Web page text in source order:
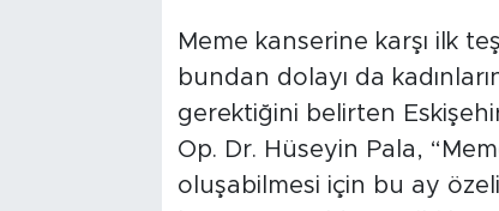
Meme kanserine karşı ilk
bundan dolayı da
gerektiğini belirten
Op. Dr. Hüseyin Pala,
oluşabilmesi için bu ay